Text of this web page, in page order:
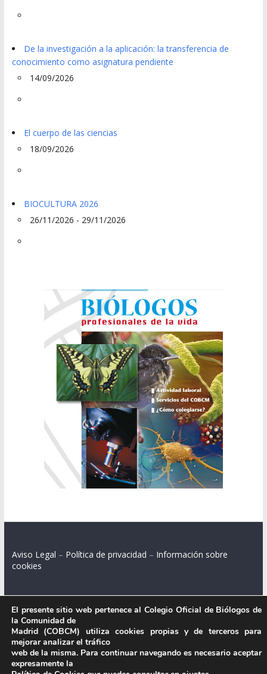
De la investigación a la aplicación: la transferencia de
conocimiento como asignatura pendiente
14/09/2026
El cuerpo de las ciencias
18/09/2026
BIOCULTURA 2026
26/11/2026 - 29/11/2026
Aviso Legal – Política de privacidad – Información sobre
cookies
Colegio Oficial de Biólogos de la Comunidad de Madrid.
C/ Santa Engracia 108, 2º int.izq. 28003 Madrid.
El presente sitio web pertenece al Colegio Oficial de Biólogos de
la Comunidad de
Madrid (COBCM) utiliza cookies propias y de terceros para
mejorar analizar el tráfico
web de la misma. Para continuar navegando es necesario aceptar
expresamente la